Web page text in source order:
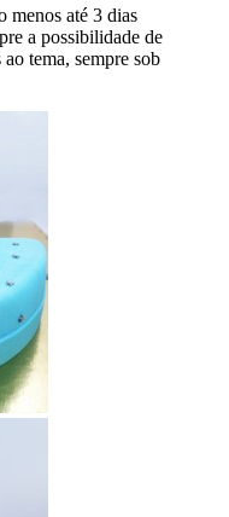
menos até 3 dias
a possibilidade de
tema, sempre sob